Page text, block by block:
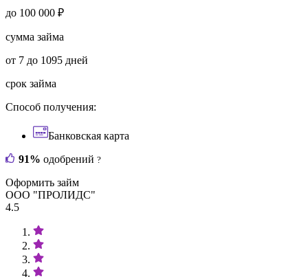
до 100 000 ₽
сумма займа
от 7 до 1095 дней
срок займа
Способ получения:
Банковская карта
91% одобрений ?
Оформить займ
ООО "ПРОЛИДС"
4.5